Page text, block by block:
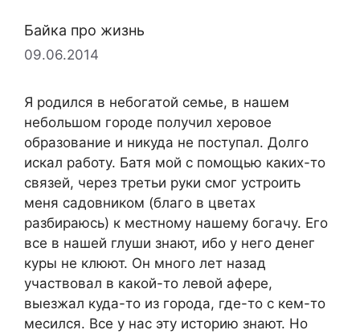
Байка про жизнь
09.06.2014
Я родился в небогатой семье, в нашем
небольшом городе получил херовое
образование и никуда не поступал. Долго
искал работу. Батя мой с помощью каких-то
связей, через третьи руки смог устроить
меня садовником (благо в цветах
разбираюсь) к местному нашему богачу. Его
все в нашей глуши знают, ибо у него денег
куры не клюют. Он много лет назад
участвовал в какой-то левой афере,
выезжал куда-то из города, где-то с кем-то
месился. Все у нас эту историю знают. Но